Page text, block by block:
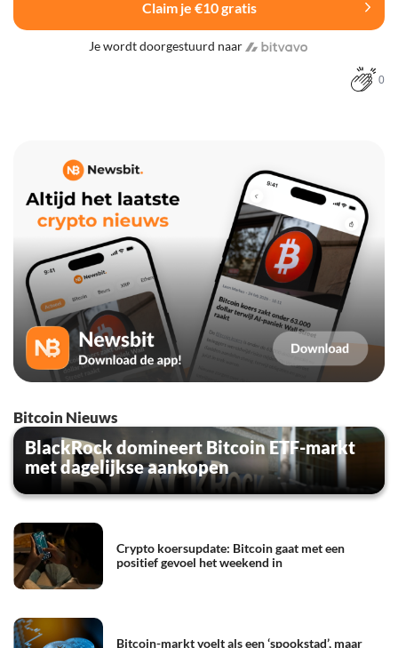
Claim je €10 gratis
Je wordt doorgestuurd naar
0
Bitcoin Nieuws
BlackRock domineert Bitcoin ETF-markt
met dagelijkse aankopen
Crypto koersupdate: Bitcoin gaat met een
positief gevoel het weekend in
Bitcoin-markt voelt als een ‘spookstad’, maar